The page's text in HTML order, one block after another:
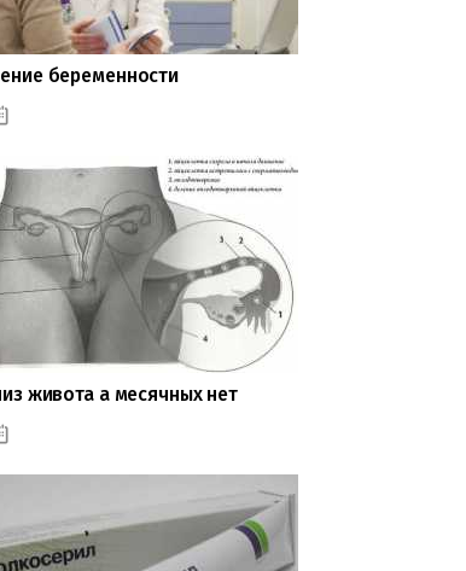
беременности
живота а месячных нет